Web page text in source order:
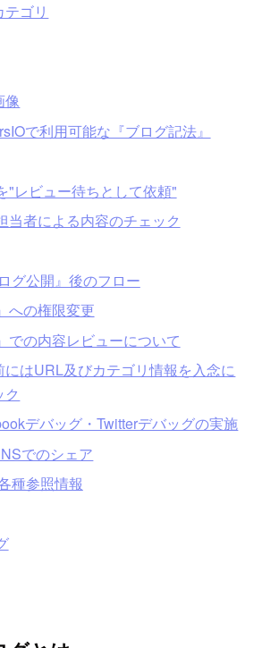
ゴリ
像
で利用可能な『ブログ記法』
"レビュー待ちとして依頼"
当者による内容のチェック
グ公開』後のフロー
への権限変更
での内容レビューについて
にはURL及びカテゴリ情報を入念に
ク
デバッグ・Twitterデバッグの実施
でのシェア
種参照情報